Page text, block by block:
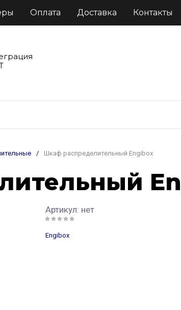
Оплата Доставка Контакты
/ Шкаф распределительный Engibox
Артикул: нет
Engibox